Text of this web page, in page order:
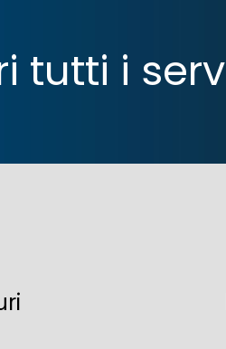
tutti i